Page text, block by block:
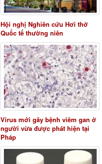
Hội nghị Nghiên cứu Hơi thở
Quốc tế thường niên
Virus mới gây bệnh viêm gan ở
người vừa được phát hiện tại
Pháp